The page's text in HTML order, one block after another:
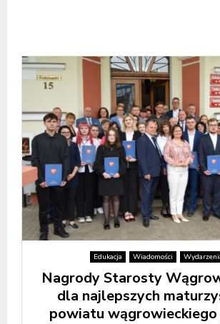
Edukacja Wiadomości
Nagrody Starosty
dla najlepszych
powiatu wągrowieckiego